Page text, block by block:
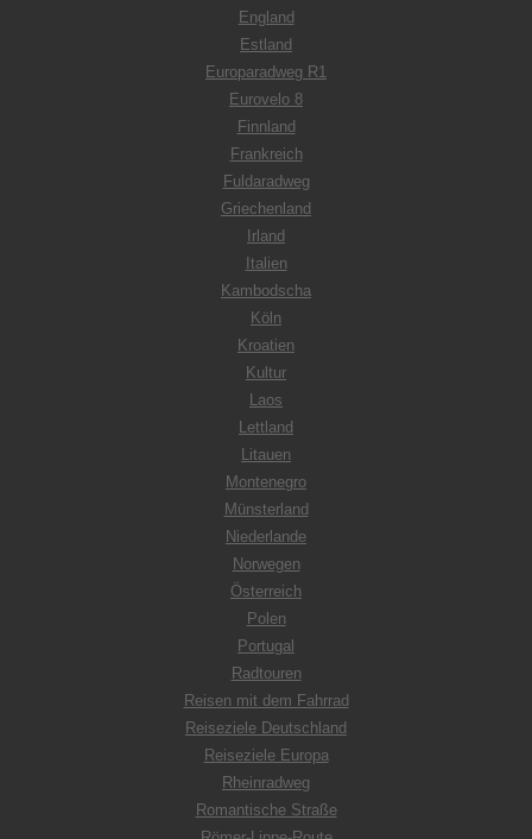
England
Estland
Europaradweg R1
Eurovelo 8
Finnland
Frankreich
Fuldaradweg
Griechenland
Irland
Italien
Kambodscha
Köln
Kroatien
Kultur
Laos
Lettland
Litauen
Montenegro
Münsterland
Niederlande
Norwegen
Österreich
Polen
Portugal
Radtouren
Reisen mit dem Fahrrad
Reiseziele Deutschland
Reiseziele Europa
Rheinradweg
Romantische Straße